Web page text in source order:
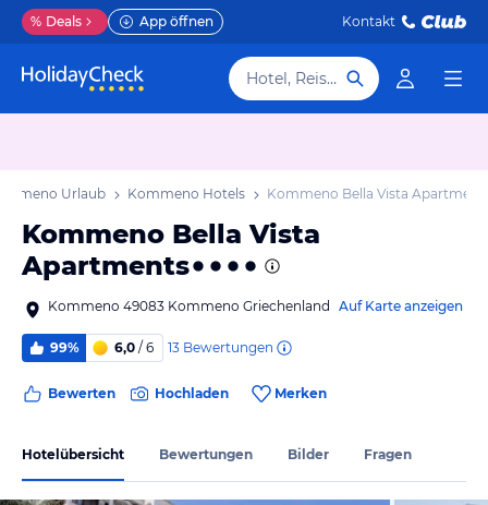
% Deals App öffnen Kontakt
Hotel, Reiseziel
Urlaub Kommeno Hotels Kommeno Bella Vista
Kommeno Bella Vista
Apartments
Kommeno 49083 Kommeno Griechenland Auf Karte anzeigen
99% 6,0 / 6 13 Bewertungen
Bewerten Hochladen Merken
Hotelübersicht Bewertungen Bilder Fragen